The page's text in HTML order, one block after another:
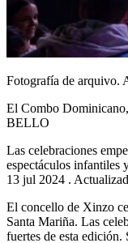
Fotografía de arquivo.
El Combo
BELLO
Las celebraciones
espectáculos infantiles
13 jul 2024 .
El concello de Xinzo
Santa Mariña. Las
fuertes de esta edición.